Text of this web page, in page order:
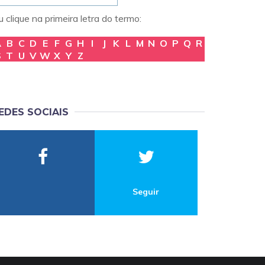
clique na primeira letra do termo:
B C D E F G H I J K L M N O P Q R
T U V W X Y Z
SOCIAIS
Seguir